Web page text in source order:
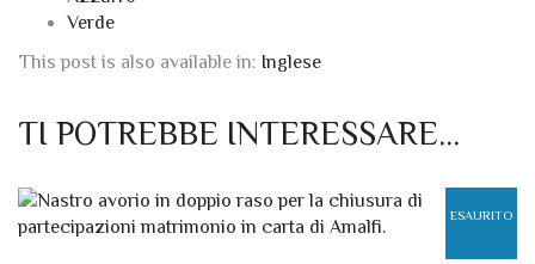
Verde
This post is also available in: Inglese
TI POTREBBE INTERESSARE…
ESAURITO